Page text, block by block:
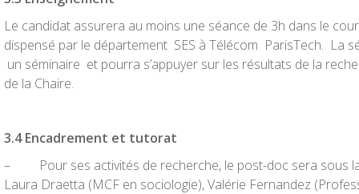
Le candidat assurera au moins une séance de 3h dans le
dispensé par le département SES à Télécom ParisTech. La
un séminaire et pourra s’appuyer sur les résultats de la
de la Chaire.
3.4 Encadrement et tutorat
– Pour ses activités de recherche, le post-doc sera sous
Laura Draetta (MCF en sociologie), Valérie Fernandez